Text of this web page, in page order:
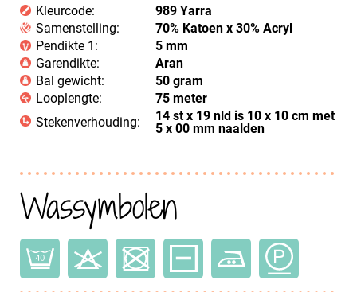
Kleurcode:
989 Yarra
Samenstelling:
70% Katoen x 30% Acryl
Pendikte 1:
5 mm
Garendikte:
Aran
Bal gewicht:
50 gram
Looplengte:
75 meter
Stekenverhouding:
14 st x 19 nld is 10 x 10 cm met
5 x 00 mm naalden
Wassymbolen